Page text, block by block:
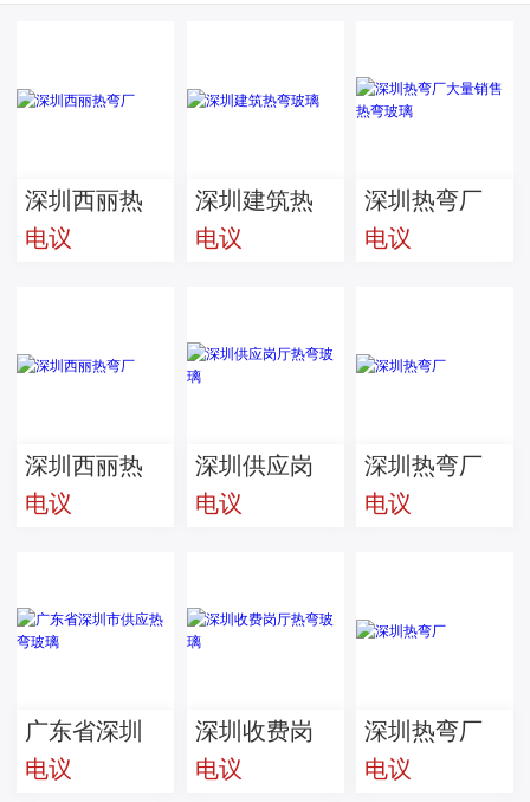
深圳西丽热
弯厂
电议
深圳建筑热
弯玻璃
电议
深圳热弯厂
大量销售热
电议
深圳西丽热
弯厂
电议
深圳供应岗
厅热弯玻璃
电议
深圳热弯厂
电议
广东省深圳
市供应热弯
电议
深圳收费岗
厅热弯玻璃
电议
深圳热弯厂
电议